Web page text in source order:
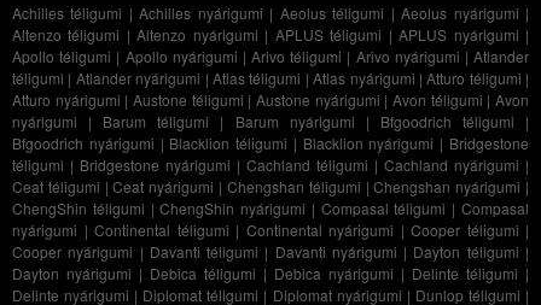
Achilles téligumi |Achilles nyárigumi | Aeolus téligumi |Aeolus nyárigumi |
Altenzo téligumi |Altenzo nyárigumi | APLUS téligumi |APLUS nyárigumi |
Apollo téligumi | Apollo nyárigumi |Arivo téligumi | Arivo nyárigumi |Atlander
téligumi | Atlander nyárigumi | Atlas téligumi |Atlas nyárigumi |Atturo téligumi |
Atturo nyárigumi |Austone téligumi |Austone nyárigumi |Avon téligumi |Avon
nyárigumi | Barum téligumi | Barum nyárigumi | Bfgoodrich téligumi |
Bfgoodrich nyárigumi | Blacklion téligumi | Blacklion nyárigumi | Bridgestone
téligumi | Bridgestone nyárigumi | Cachland téligumi | Cachland nyárigumi |
Ceat téligumi |Ceat nyárigumi | Chengshan téligumi |Chengshan nyárigumi |
ChengShin téligumi |ChengShin nyárigumi | Compasal téligumi |Compasal
nyárigumi | Continental téligumi | Continental nyárigumi | Cooper téligumi |
Cooper nyárigumi | Davanti téligumi | Davanti nyárigumi | Dayton téligumi |
Dayton nyárigumi | Debica téligumi | Debica nyárigumi | Delinte téligumi |
Delinte nyárigumi | Diplomat téligumi | Diplomat nyárigumi | Dunlop téligumi |